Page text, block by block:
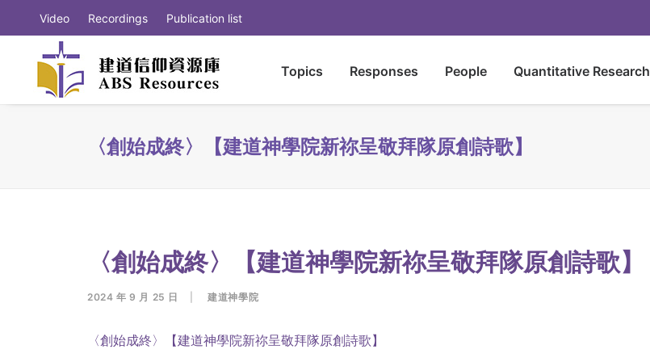
Video Recordings Publication list
Topics Responses People Quantitative Research
〈創始成終〉【建道神學院新祢呈敬拜隊原創詩歌】
〈創始成終〉【建道神學院新祢呈敬拜隊原創詩歌】
2024 年 9 月 25 日 建道神學院
〈創始成終〉【建道神學院新祢呈敬拜隊原創詩歌】